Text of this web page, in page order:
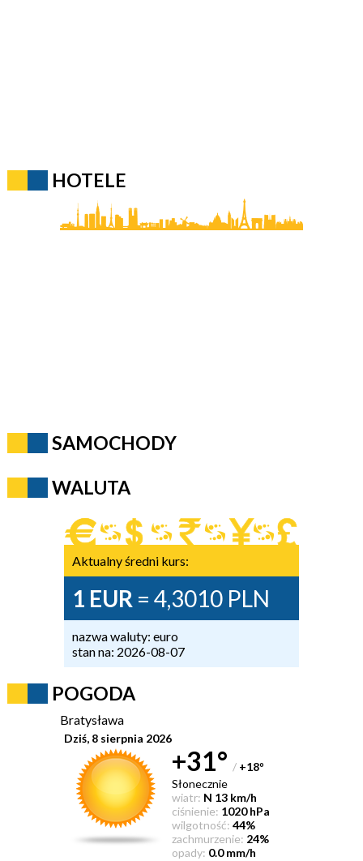
HOTELE
SAMOCHODY
WALUTA
Aktualny średni kurs:
1 EUR = 4,3010 PLN
nazwa waluty: euro
stan na: 2026-08-07
POGODA
Bratysława
Dziś, 8 sierpnia 2026
+31° / +18°
Słonecznie
wiatr: N 13 km/h
ciśnienie: 1020 hPa
wilgotność: 44%
zachmurzenie: 24%
opady: 0.0 mm/h